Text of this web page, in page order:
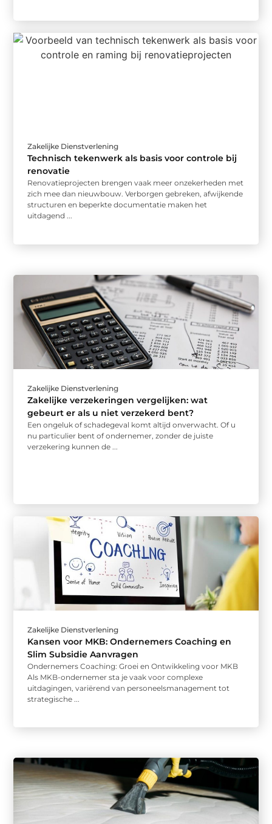
Zakelijke Dienstverlening
Technisch tekenwerk als basis voor controle bij
renovatie
Renovatieprojecten brengen vaak meer onzekerheden met
zich mee dan nieuwbouw. Verborgen gebreken, afwijkende
structuren en beperkte documentatie maken het
uitdagend ...
Zakelijke Dienstverlening
Zakelijke verzekeringen vergelijken: wat
gebeurt er als u niet verzekerd bent?
Een ongeluk of schadegeval komt altijd onverwacht. Of u
nu particulier bent of ondernemer, zonder de juiste
verzekering kunnen de ...
Zakelijke Dienstverlening
Kansen voor MKB: Ondernemers Coaching en
Slim Subsidie Aanvragen
Ondernemers Coaching: Groei en Ontwikkeling voor MKB
Als MKB-ondernemer sta je vaak voor complexe
uitdagingen, variërend van personeelsmanagement tot
strategische ...